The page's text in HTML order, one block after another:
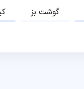
گوشت بز